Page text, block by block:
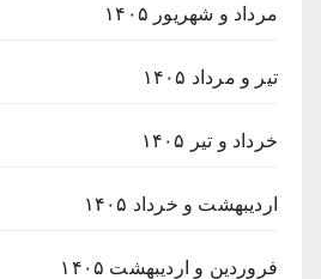
مرداد و شهریور ۱۴۰۵
تیر و مرداد ۱۴۰۵
خرداد و تیر ۱۴۰۵
اردیبهشت و خرداد ۱۴۰۵
فروردین و اردیبهشت ۱۴۰۵